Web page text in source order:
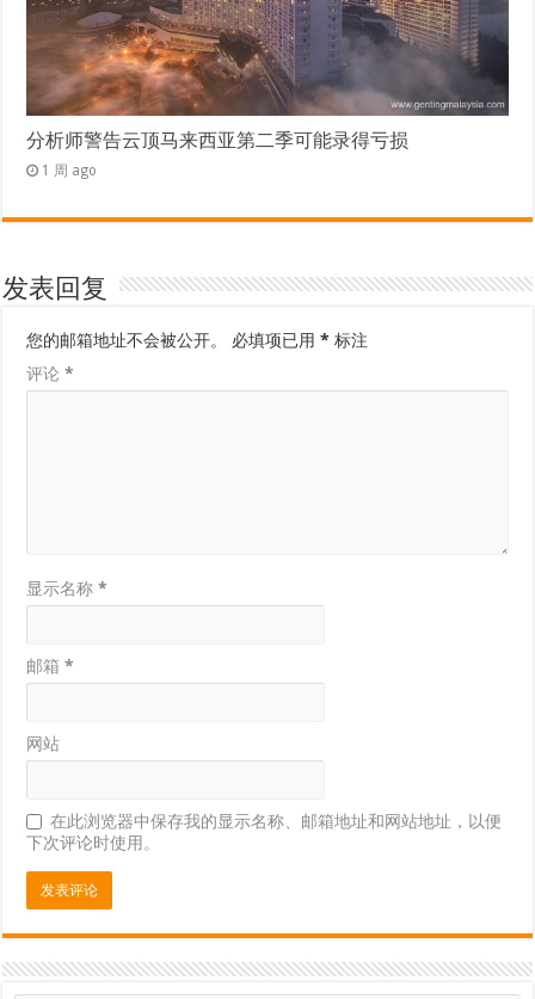
分析师警告云顶马来西亚第二季可能录得亏损
1 周 ago
发表回复
您的邮箱地址不会被公开。 必填项已用* 标注
评论*
显示名称*
邮箱*
网站
在此浏览器中保存我的显示名称、邮箱地址和网站地址，以便
下次评论时使用。